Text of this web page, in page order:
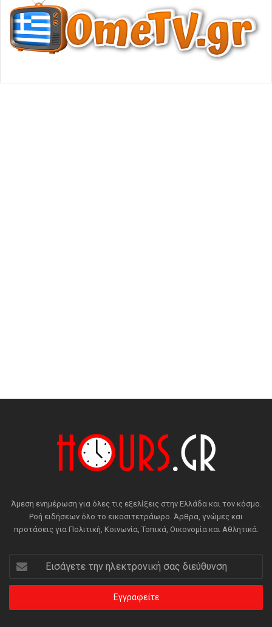
Άμεση ενημέρωση για όλες τις εξελίξεις στην Ελλάδα και τον κόσμο.
Ροή ειδήσεων όλο το εικοσιτετράωρο. Άρθρα, γνώμες και
προτάσεις για Πολιτική, Κοινωνία, Τοπικά, Οικονομία και Αθλητικά.
Εισάγετε
την
ηλεκτρονική
διεύθυνση